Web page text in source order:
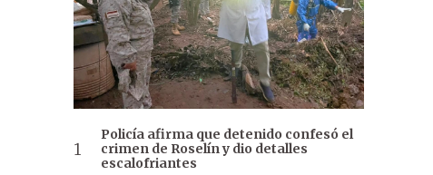
Policía afirma que detenido confesó el
crimen de Roselín y dio detalles
escalofriantes